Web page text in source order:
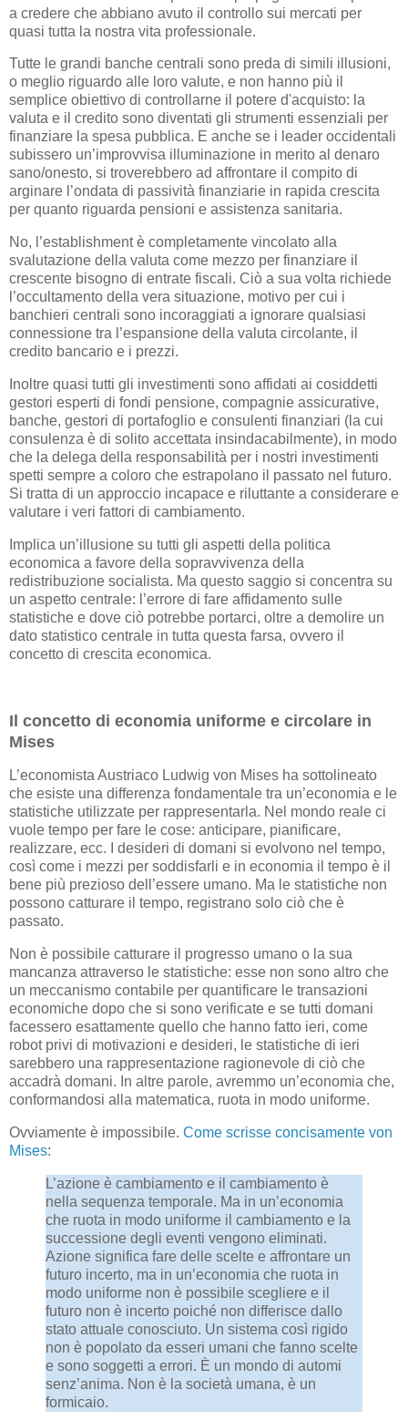
a credere che abbiano avuto il controllo sui mercati per
quasi tutta la nostra vita professionale.
Tutte le grandi banche centrali sono preda di simili illusioni,
o meglio riguardo alle loro valute, e non hanno più il
semplice obiettivo di controllarne il potere d'acquisto: la
valuta e il credito sono diventati gli strumenti essenziali per
finanziare la spesa pubblica. E anche se i leader occidentali
subissero un’improvvisa illuminazione in merito al denaro
sano/onesto, si troverebbero ad affrontare il compito di
arginare l’ondata di passività finanziarie in rapida crescita
per quanto riguarda pensioni e assistenza sanitaria.
No, l’establishment è completamente vincolato alla
svalutazione della valuta come mezzo per finanziare il
crescente bisogno di entrate fiscali. Ciò a sua volta richiede
l’occultamento della vera situazione, motivo per cui i
banchieri centrali sono incoraggiati a ignorare qualsiasi
connessione tra l’espansione della valuta circolante, il
credito bancario e i prezzi.
Inoltre quasi tutti gli investimenti sono affidati ai cosiddetti
gestori esperti di fondi pensione, compagnie assicurative,
banche, gestori di portafoglio e consulenti finanziari (la cui
consulenza è di solito accettata insindacabilmente), in modo
che la delega della responsabilità per i nostri investimenti
spetti sempre a coloro che estrapolano il passato nel futuro.
Si tratta di un approccio incapace e riluttante a considerare e
valutare i veri fattori di cambiamento.
Implica un’illusione su tutti gli aspetti della politica
economica a favore della sopravvivenza della
redistribuzione socialista. Ma questo saggio si concentra su
un aspetto centrale: l’errore di fare affidamento sulle
statistiche e dove ciò potrebbe portarci, oltre a demolire un
dato statistico centrale in tutta questa farsa, ovvero il
concetto di crescita economica.
Il concetto di economia uniforme e circolare in
Mises
L’economista Austriaco Ludwig von Mises ha sottolineato
che esiste una differenza fondamentale tra un’economia e le
statistiche utilizzate per rappresentarla. Nel mondo reale ci
vuole tempo per fare le cose: anticipare, pianificare,
realizzare, ecc. I desideri di domani si evolvono nel tempo,
così come i mezzi per soddisfarli e in economia il tempo è il
bene più prezioso dell’essere umano. Ma le statistiche non
possono catturare il tempo, registrano solo ciò che è
passato.
Non è possibile catturare il progresso umano o la sua
mancanza attraverso le statistiche: esse non sono altro che
un meccanismo contabile per quantificare le transazioni
economiche dopo che si sono verificate e se tutti domani
facessero esattamente quello che hanno fatto ieri, come
robot privi di motivazioni e desideri, le statistiche di ieri
sarebbero una rappresentazione ragionevole di ciò che
accadrà domani. In altre parole, avremmo un’economia che,
conformandosi alla matematica, ruota in modo uniforme.
Ovviamente è impossibile. Come scrisse concisamente von
Mises:
L’azione è cambiamento e il cambiamento è
nella sequenza temporale. Ma in un’economia
che ruota in modo uniforme il cambiamento e la
successione degli eventi vengono eliminati.
Azione significa fare delle scelte e affrontare un
futuro incerto, ma in un’economia che ruota in
modo uniforme non è possibile scegliere e il
futuro non è incerto poiché non differisce dallo
stato attuale conosciuto. Un sistema così rigido
non è popolato da esseri umani che fanno scelte
e sono soggetti a errori. È un mondo di automi
senz’anima. Non è la società umana, è un
formicaio.